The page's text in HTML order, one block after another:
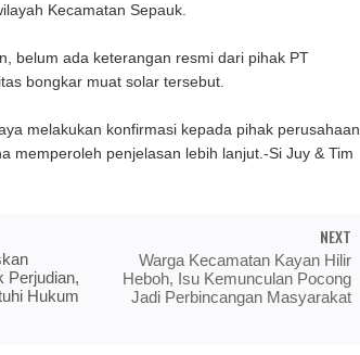
Kecamatan Sepauk.
belum ada keterangan resmi dari pihak PT
bongkar muat solar tersebut.
melakukan konfirmasi kepada pihak perusahaan
memperoleh penjelasan lebih lanjut.-Si Juy & Tim
Perjudian,
Hukum
NEXT
Warga Kecamatan Kayan Hilir
Heboh, Isu Kemunculan Pocong
Jadi Perbincangan Masyarakat